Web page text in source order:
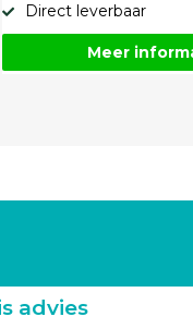
Direct leverbaar
Meer
advies